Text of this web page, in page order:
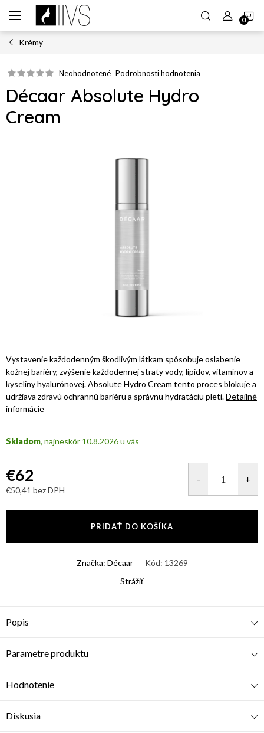
obsah
Krémy
Neohodnotené Podrobnosti hodnotenia
Décaar Absolute Hydro
Cream
Vystavenie každodenným škodlivým látkam spôsobuje oslabenie
kožnej bariéry, zvýšenie každodennej straty vody, lipidov, vitamínov a
kyseliny hyalurónovej. Absolute Hydro Cream tento proces blokuje a
udržiava zdravú ochrannú bariéru a správnu hydratáciu pleti.Detailné
informácie
Skladom 10.8.2026
€62
€50,41 bez DPH
PRIDAŤ DO KOŠÍKA
Značka: Décaar Kód: 13269
Strážiť
Popis
Parametre produktu
Hodnotenie
Diskusia